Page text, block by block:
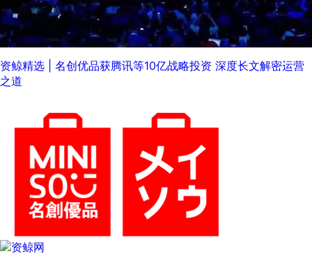
资鲸精选 | 名创优品获腾讯等10亿战略投资 深度长文解密运营
之道